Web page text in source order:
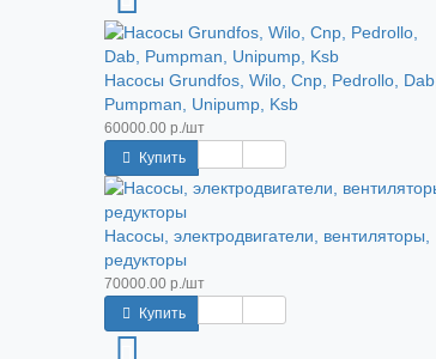
Насосы Grundfos, Wilo, Cnp, Pedrollo, Dab,
Pumpman, Unipump, Ksb
60000.00 р./шт
Купить
Насосы, электродвигатели, вентиляторы,
редукторы
70000.00 р./шт
Купить